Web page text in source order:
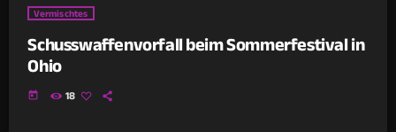
Vermischtes
Schusswaffenvorfall beim Sommerfestival in
Ohio
today 18